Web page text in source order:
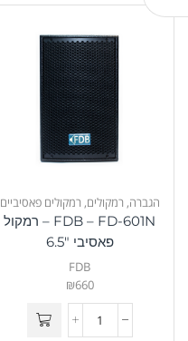
הגברה, רמקולים, רמקולים פאסיביים
FDB – FD-601N – רמקול
פאסיבי 6.5″
FDB
₪660